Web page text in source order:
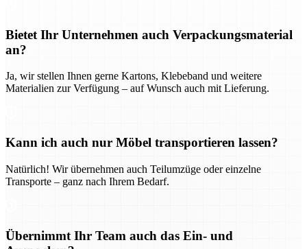
Bietet Ihr Unternehmen auch Verpackungsmaterial
an?
Ja, wir stellen Ihnen gerne Kartons, Klebeband und weitere
Materialien zur Verfügung – auf Wunsch auch mit Lieferung.
Kann ich auch nur Möbel transportieren lassen?
Natürlich! Wir übernehmen auch Teilumzüge oder einzelne
Transporte – ganz nach Ihrem Bedarf.
Übernimmt Ihr Team auch das Ein- und